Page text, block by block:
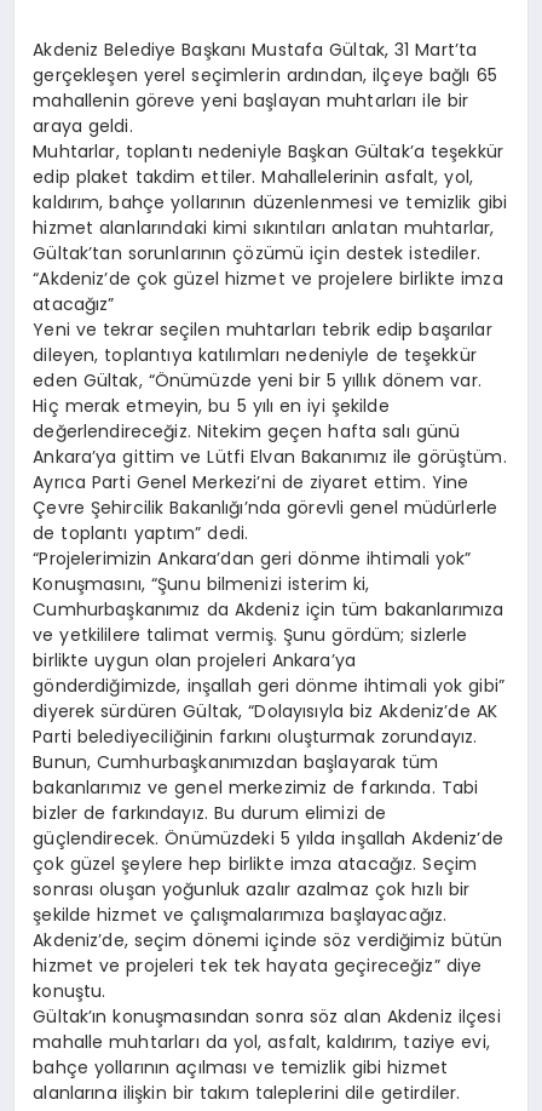
Akdeniz Belediye Başkanı Mustafa Gültak, 31 Mart’ta
gerçekleşen yerel seçimlerin ardından, ilçeye bağlı 65
mahallenin göreve yeni başlayan muhtarları ile bir
araya geldi.
Muhtarlar, toplantı nedeniyle Başkan Gültak’a teşekkür
edip plaket takdim ettiler. Mahallelerinin asfalt, yol,
kaldırım, bahçe yollarının düzenlenmesi ve temizlik gibi
hizmet alanlarındaki kimi sıkıntıları anlatan muhtarlar,
Gültak’tan sorunlarının çözümü için destek istediler.
“Akdeniz’de çok güzel hizmet ve projelere birlikte imza
atacağız”
Yeni ve tekrar seçilen muhtarları tebrik edip başarılar
dileyen, toplantıya katılımları nedeniyle de teşekkür
eden Gültak, “Önümüzde yeni bir 5 yıllık dönem var.
Hiç merak etmeyin, bu 5 yılı en iyi şekilde
değerlendireceğiz. Nitekim geçen hafta salı günü
Ankara’ya gittim ve Lütfi Elvan Bakanımız ile görüştüm.
Ayrıca Parti Genel Merkezi’ni de ziyaret ettim. Yine
Çevre Şehircilik Bakanlığı’nda görevli genel müdürlerle
de toplantı yaptım” dedi.
“Projelerimizin Ankara’dan geri dönme ihtimali yok”
Konuşmasını, “Şunu bilmenizi isterim ki,
Cumhurbaşkanımız da Akdeniz için tüm bakanlarımıza
ve yetkililere talimat vermiş. Şunu gördüm; sizlerle
birlikte uygun olan projeleri Ankara’ya
gönderdiğimizde, inşallah geri dönme ihtimali yok gibi”
diyerek sürdüren Gültak, “Dolayısıyla biz Akdeniz’de AK
Parti belediyeciliğinin farkını oluşturmak zorundayız.
Bunun, Cumhurbaşkanımızdan başlayarak tüm
bakanlarımız ve genel merkezimiz de farkında. Tabi
bizler de farkındayız. Bu durum elimizi de
güçlendirecek. Önümüzdeki 5 yılda inşallah Akdeniz’de
çok güzel şeylere hep birlikte imza atacağız. Seçim
sonrası oluşan yoğunluk azalır azalmaz çok hızlı bir
şekilde hizmet ve çalışmalarımıza başlayacağız.
Akdeniz’de, seçim dönemi içinde söz verdiğimiz bütün
hizmet ve projeleri tek tek hayata geçireceğiz” diye
konuştu.
Gültak’ın konuşmasından sonra söz alan Akdeniz ilçesi
mahalle muhtarları da yol, asfalt, kaldırım, taziye evi,
bahçe yollarının açılması ve temizlik gibi hizmet
alanlarına ilişkin bir takım taleplerini dile getirdiler.